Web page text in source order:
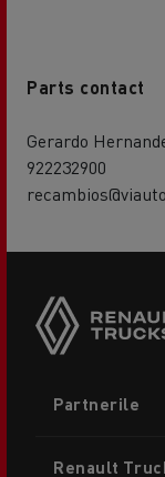
Parts contact
Gerardo
922232900
menu
Partnerile
Renault